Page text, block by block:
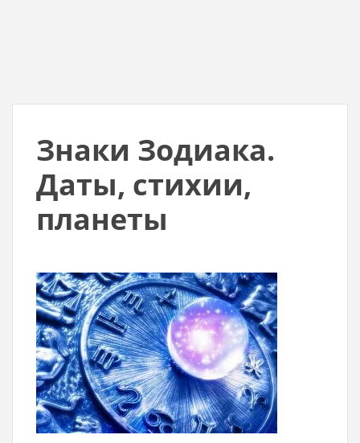
Знаки Зодиака.
Даты, стихии,
планеты